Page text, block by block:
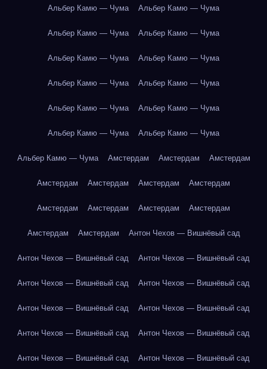
Альбер Камю — Чума Альбер Камю — Чума
Альбер Камю — Чума Альбер Камю — Чума
Альбер Камю — Чума Альбер Камю — Чума
Альбер Камю — Чума Альбер Камю — Чума
Альбер Камю — Чума Альбер Камю — Чума
Альбер Камю — Чума Альбер Камю — Чума
Альбер Камю — Чума Амстердам Амстердам Амстердам
Амстердам Амстердам Амстердам Амстердам
Амстердам Амстердам Амстердам Амстердам
Амстердам Амстердам Антон Чехов — Вишнёвый сад
Антон Чехов — Вишнёвый сад Антон Чехов — Вишнёвый сад
Антон Чехов — Вишнёвый сад Антон Чехов — Вишнёвый сад
Антон Чехов — Вишнёвый сад Антон Чехов — Вишнёвый сад
Антон Чехов — Вишнёвый сад Антон Чехов — Вишнёвый сад
Антон Чехов — Вишнёвый сад Антон Чехов — Вишнёвый сад